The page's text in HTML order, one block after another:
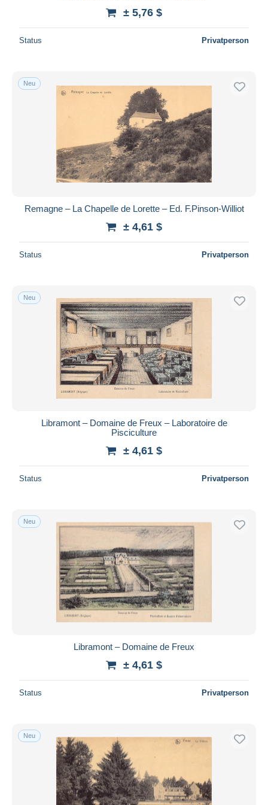
± 5,76 $
Status Privatperson
Neu
Remagne – La Chapelle de Lorette – Ed. F.Pinson-Williot
± 4,61 $
Status Privatperson
Neu
Libramont – Domaine de Freux – Laboratoire de
Pisciculture
± 4,61 $
Status Privatperson
Neu
Libramont – Domaine de Freux
± 4,61 $
Status Privatperson
Neu